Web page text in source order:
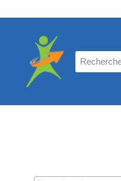
au
Recherche
pour :